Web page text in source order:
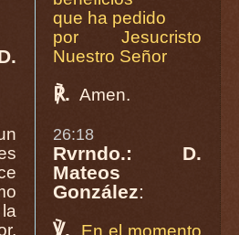
que ha pedido
por Jesucristo
Nuestro Señor
℟. Amen.
26:18
Rvrndo.: D.
Mateos
González:
℣.
En el momento